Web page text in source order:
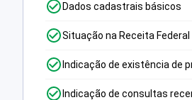
Dados cadastrais básicos
Situação na Receita Federal
Indicação de existência de
Indicação de consultas